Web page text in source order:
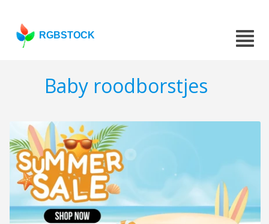
RGBSTOCK
Baby roodborstjes